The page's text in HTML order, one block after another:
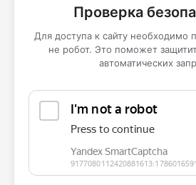
Проверка
Для доступа к сайту необходимо
не робот. Это поможет
автоматических